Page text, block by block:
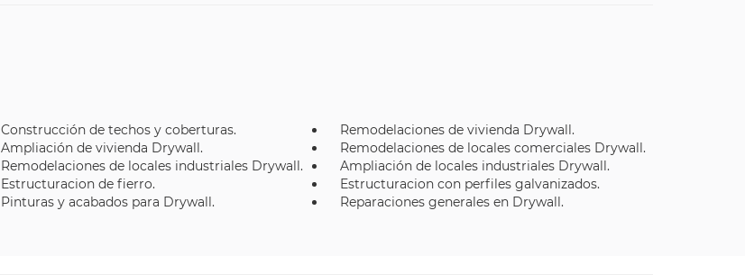
Construcción de techos y coberturas.
Remodelaciones de vivienda Drywall.
Ampliación de vivienda Drywall.
Remodelaciones de locales comerciales Drywall.
Remodelaciones de locales industriales Drywall.
Ampliación de locales industriales Drywall.
Estructuracion de fierro.
Estructuracion con perfiles galvanizados.
Pinturas y acabados para Drywall. Reparaciones generales en Drywall.